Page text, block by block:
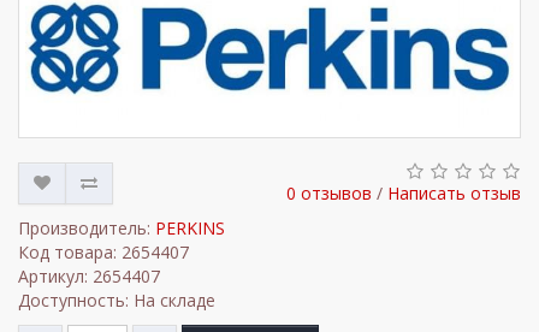
0 отзывов / Написать отзыв
Производитель: PERKINS
Код товара: 2654407
Артикул: 2654407
Доступность: На складе